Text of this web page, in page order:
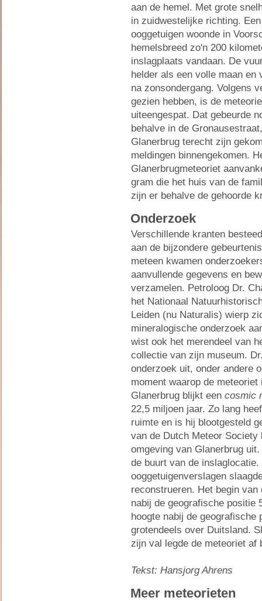
aan de hemel. Met grote
in zuidwestelijke richting.
ooggetuigen woonde in
hemelsbreed zo'n 200
inslagplaats vandaan. De
helder als een volle maan en
na zonsondergang. Volgens
gezien hebben, is de
uiteengespat. Dat gebeurde
behalve in de
Glanerbrug terecht zijn
meldingen binnengekomen.
Glanerbrugmeteoriet
gram die het huis van de
zijn er behalve de gehoorde
Onderzoek
Verschillende kranten
aan de bijzondere
meteen kwamen
aanvullende gegevens en
verzamelen. Petroloog Dr.
het Nationaal
Leiden (nu Naturalis) wierp
mineralogische onderzoek
wist ook het merendeel van
collectie van zijn museum.
onderzoek uit, onder andere
moment waarop de
Glanerbrug blijkt een cosmic
22,5 miljoen jaar. Zo lang
ruimte en is hij blootgesteld
van de Dutch Meteor
omgeving van Glanerbrug
de buurt van de
ooggetuigenverslagen
reconstrueren. Het begin
nabij de geografische positie
hoogte nabij de
grotendeels over Duitsland.
zijn val legde de meteoriet af
Tekst: Hansjorg Ahrens
Meer meteorieten